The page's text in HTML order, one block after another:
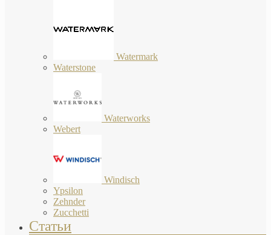
Watermark
Waterstone
Waterworks
Webert
Windisch
Ypsilon
Zehnder
Zucchetti
Статьи